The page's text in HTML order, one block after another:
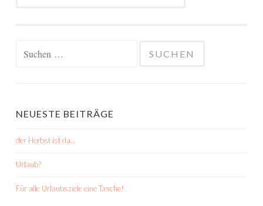
NEUESTE BEITRÄGE
der Herbst ist da…
Urlaub?
Für alle Urlaubsziele eine Tasche!